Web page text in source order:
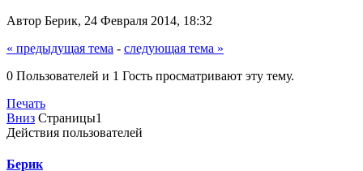
Автор Берик, 24 Февраля 2014, 18:32
« предыдущая тема - следующая тема »
0 Пользователей и 1 Гость просматривают эту тему.
Печать
Вниз Страницы1
Действия пользователей
Берик